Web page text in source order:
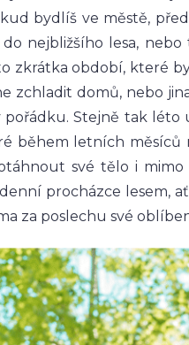
bydlíš ve městě,
nejbližšího lesa,
zkrátka období, které
zchladit domů, nebo
pořádku. Stejně tak léto
během letních měsíců
své tělo i mimo
procházce lesem,
za poslechu své